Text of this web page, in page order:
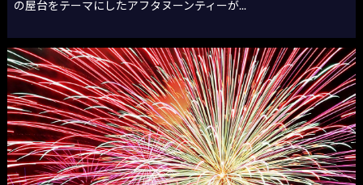
の屋台をテーマにしたアフタヌーンティーが...